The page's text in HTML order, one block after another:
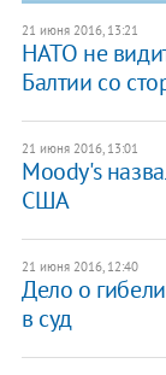
21 июня 2016, 13:21
НАТО не
Балтии со
21 июня 2016, 13:01
Moody's
США
21 июня 2016, 12:40
Дело о
в суд